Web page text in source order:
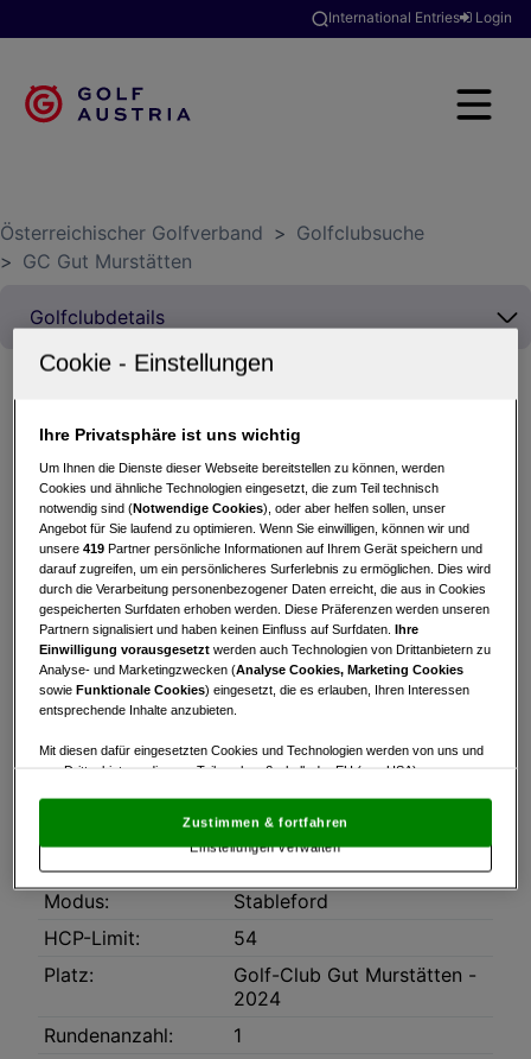
International Entries Login
Österreichischer Golfverband > Golfclubsuche
> GC Gut Murstätten
Midweek Challenge presented by AIRTOURS
15.07.2026 - Einzel-Zählspiel nach Stableford
GC Gut Murstätten
Turnierinfo
Startzeiten Bruttowertung
Nettowertung Statistik
Turnierinfo
Midweek Challenge Start ist um ca. 11:30 Uhr bis
ca. 13:00 Uhr. Hängt immer von der
inkludiert.
Midweek_Challenge_Ausschreibung_2026.pdf
Datum:
15.07.2026
Modus:
Stableford
HCP-Limit:
54
Platz:
Golf-Club Gut Murstätten -
2024
Rundenanzahl:
1
Ihre Privatsphäre ist uns wichtig
Um Ihnen die Dienste dieser Webseite bereitstellen zu können, werden
Cookies und ähnliche Technologien eingesetzt, die zum Teil technisch
notwendig sind (Notwendige Cookies), oder aber helfen sollen, unser
Angebot für Sie laufend zu optimieren. Wenn Sie einwilligen, können wir und
unsere419 Partner persönliche Informationen auf Ihrem Gerät speichern und
darauf zugreifen, um ein persönlicheres Surferlebnis zu ermöglichen. Dies wird
durch die Verarbeitung personenbezogener Daten erreicht, die aus in Cookies
gespeicherten Surfdaten erhoben werden. Diese Präferenzen werden unseren
Partnern signalisiert und haben keinen Einfluss auf Surfdaten.Ihre
Einwilligung vorausgesetzt werden auch Technologien von Drittanbietern zu
Analyse- und Marketingzwecken (Analyse Cookies, Marketing Cookies
sowieFunktionale Cookies) eingesetzt, die es erlauben, Ihren Interessen
entsprechende Inhalte anzubieten.
Mit diesen dafür eingesetzten Cookies und Technologien werden von uns und
von Drittanbietern, die zum Teil auch außerhalb der EU (u.a. USA)
angemessenes Datenschutzniveau bescheinigt.Es besteht insbesondere
das Risiko, dass Ihre Daten dem Zugriff durch US-Behörden zu Kontroll- und
Überwachungszwecken unterliegen und dagegen keine wirksamen
Rechtsbehelfe zur Verfügung stehen.
Mit Klick auf „Zustimmen & fortfahren“ willigen Sie in die Verwendung
In den Einstellungen können Sie jederzeit Ihre Präferenzen verwalten und
Widerspruch gegen die Verarbeitung auf der Grundlage berechtigter
jeder Seite unten im Footer befinden.
Einstellungen verwalten
Zustimmen & fortfahren